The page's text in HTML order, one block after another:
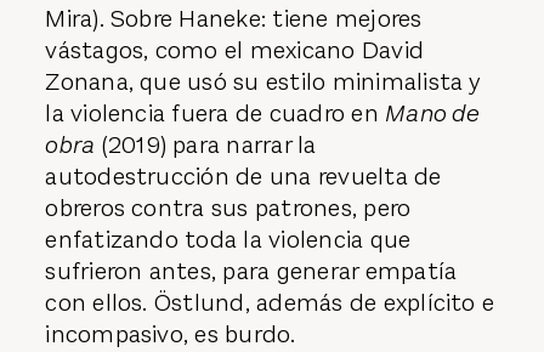
Mira). Sobre Haneke: tiene mejores
vástagos, como el mexicano David
Zonana, que usó su estilo minimalista y
la violencia fuera de cuadro en Mano de
obra (2019) para narrar la
autodestrucción de una revuelta de
obreros contra sus patrones, pero
enfatizando toda la violencia que
sufrieron antes, para generar empatía
con ellos. Östlund, además de explícito e
incompasivo, es burdo.